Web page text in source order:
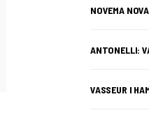
NOVEMA NOVA
ANTONELLI:
VASSEUR I